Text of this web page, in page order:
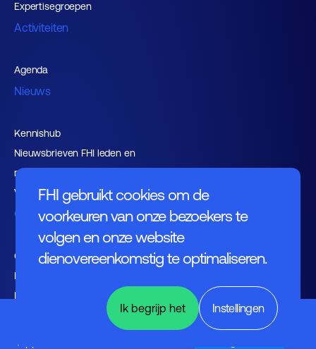
FHI gebruikt cookies om de
voorkeuren van onze bezoekers te
volgen en onze website
dienovereenkomstig te optimaliseren.
Instellingen
Ik begrijp het
Applications
Expertisegroepen
Activiteiten
Agenda
Nieuws
Kennishub
Nieuwsbrieven FHI leden en
relaties
Vacaturebank
Over FHI
Contact
Bestuur
Medewerkers